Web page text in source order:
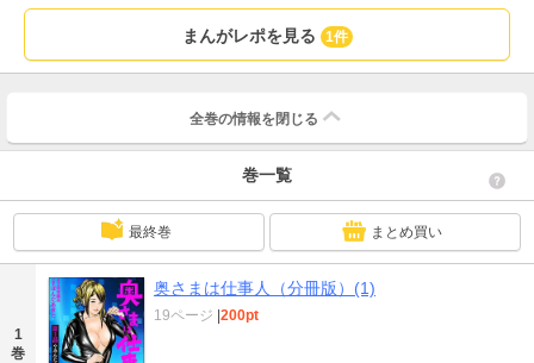
まんがレポを見る 1件
全巻の情報を 閉じる
巻一覧
最終巻 まとめ買い
1
巻
奥さまは仕事人（分冊版）(1)
19ページ |200pt